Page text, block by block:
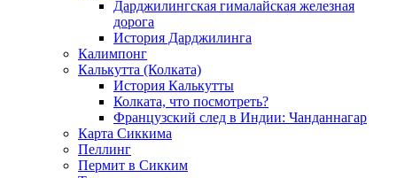
Дарджилингская гималайская железная
дорога
История Дарджилинга
Калимпонг
Калькутта (Колката)
История Калькутты
Колката, что посмотреть?
Французский след в Индии: Чанданнагар
Карта Сиккима
Пеллинг
Пермит в Сикким